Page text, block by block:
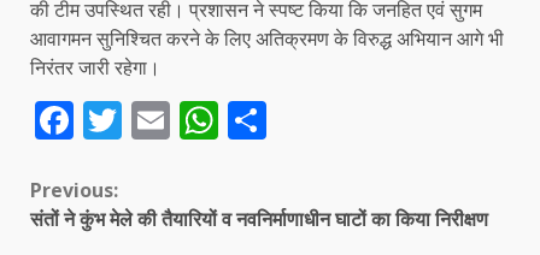
की टीम उपस्थित रही। प्रशासन ने स्पष्ट किया कि जनहित एवं सुगम
आवागमन सुनिश्चित करने के लिए अतिक्रमण के विरुद्ध अभियान आगे भी
निरंतर जारी रहेगा।
Facebook
Twitter
EmailWhatsApp
Continue
Reading
Previous:
संतों ने कुंभ मेले की तैयारियों व नवनिर्माणाधीन घाटों का किया निरीक्षण